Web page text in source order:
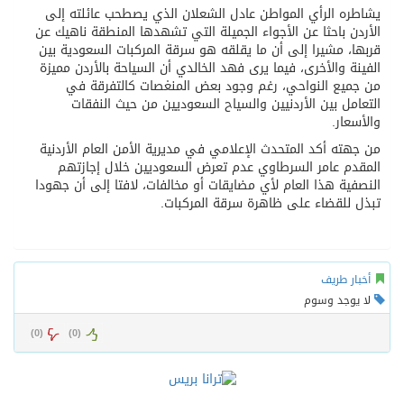
يشاطره الرأي المواطن عادل الشعلان الذي يصطحب عائلته إلى
الأردن باحثا عن الأجواء الجميلة التي تشهدها المنطقة ناهيك عن
قربها، مشيرا إلى أن ما يقلقه هو سرقة المركبات السعودية بين
الفينة والأخرى، فيما يرى فهد الخالدي أن السياحة بالأردن مميزة
من جميع النواحي، رغم وجود بعض المنغصات كالتفرقة في
التعامل بين الأردنيين والسياح السعوديين من حيث النفقات
والأسعار.
من جهته أكد المتحدث الإعلامي في مديرية الأمن العام الأردنية
المقدم عامر السرطاوي عدم تعرض السعوديين خلال إجازتهم
النصفية هذا العام لأي مضايقات أو مخالفات، لافتا إلى أن جهودا
تبذل للقضاء على ظاهرة سرقة المركبات.
أخبار طريف
لا يوجد وسوم
(
0
) (
0
)